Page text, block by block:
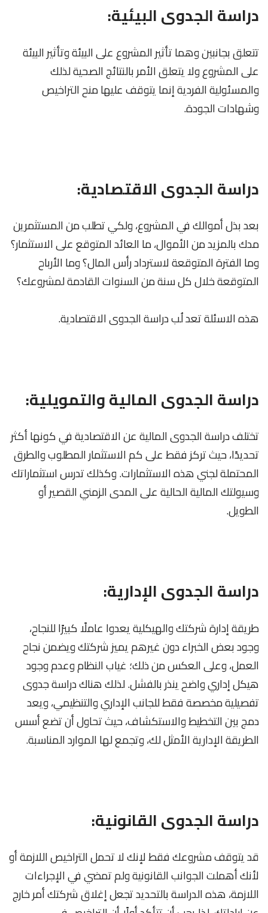
دراسة الجدوى البيئية:
تتعلق بجانبين وهما تأثير المشروع على البيئة وتأثير البيئة
على المشروع ولا يتعلق الأمر بالنتائج الصحية لذلك
والمسئولية الفردية إنما يتوقف عليها منح التراخيص
وشهادات الجودة.
دراسة الجدوى الاقتصادية:
بعد بذل أموالك في المشروع، ولكي تطلب من المستثمرين
مدك بالمزيد من الأموال، ما العائد المتوقع على الاستثمار؟
وما الفترة المتوقعة لاسترداد رأس المال؟ وما الأرباح
المتوقعة خلال كل سنة من السنوات القادمة لمشروعك؟
هذه الاسئلة تعد لُب دراسة الجدوى الاقتصادية.
دراسة الجدوى المالية والتمويلية:
تختلف دراسة الجدوى المالية عن الاقتصادية في كونها أكثر
تحديدًا، حيث تركز فقط على كم الاستثمار المطلوب والطرق
المحتملة لجني هذه الاستثمارات. وكذلك تدرس استثماراتك
وسيولتك المالية الحالية على المدى الزمني القصير أو
الطويل.
دراسة الجدوى الإدارية:
طريقة إدارة شركتك والهيكلية يعدوا عاملًا كبيرًا للنجاح،
وجود بعض الخبراء دون غيرهم يميز شركتك ويضمن نجاح
العمل، وعلى العكس من ذلك؛ غياب النظام وعدم وجود
هيكل إداري واضح ينذر بالفشل. لذلك هناك دراسة جدوى
تفصيلية مخصصة فقط للجانب الإداري والتنظيمي، ويعد
دمج بين التخطيط والاستكشاف، حيث تحاول أن تضع أسس
الطريقة الإدارية الأمثل لك، وتجمع لها الموارد المناسبة.
دراسة الجدوى القانونية:
قد يتوقف مشروعك فقط لإنك لا تحمل التراخيص اللازمة أو
لأنك أهملت الجوانب القانونية ولم تمضي في الإجراءات
اللازمة، هذه الدراسة بالتحديد تجعل إغلاق شركتك أمر خارج